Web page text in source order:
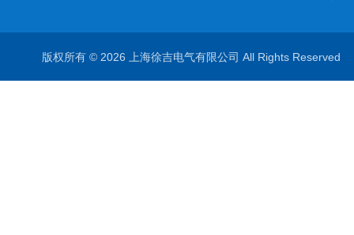
版权所有 © 2026 上海徐吉电气有限公司 All Rights